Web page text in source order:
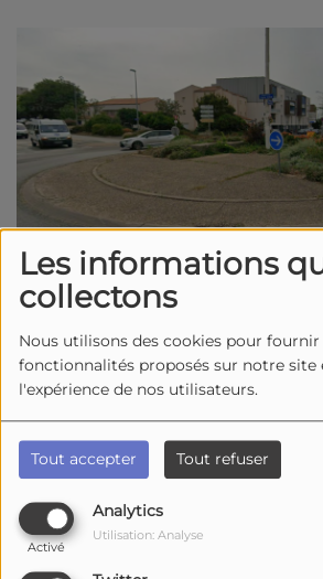
Les informations
collectons
Nous utilisons des cookies pour fournir
fonctionnalités proposés sur notre site
l'expérience de nos utilisateurs.
Tout accepter Tout refuser
Analytics
Activé
Utilisation: Analyse
26 novembre 2025 - 1987 vues
La ville de Rochelle met en place un
Gorin, à la sortie du quartier des
les bouchons de fin d’AM, qui
Aux heures de pointe, le carrefour
régulièrement des congestions